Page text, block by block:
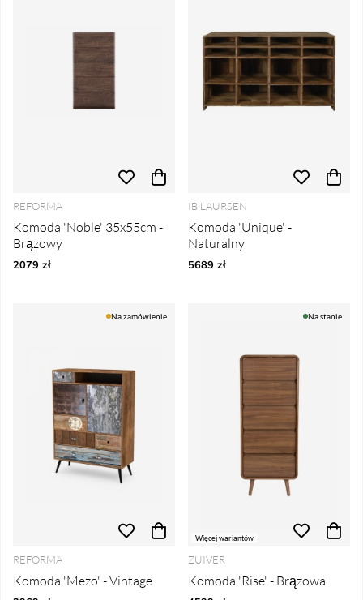
REFORMA
Komoda 'Noble' 35x55cm -
Brązowy
2079 zł
IB LAURSEN
Komoda 'Unique' -
Naturalny
5689 zł
Na zamówienie
REFORMA
Komoda 'Mezo' - Vintage
Więcej wariantów
Na stanie
ZUIVER
Komoda 'Rise' - Brązowa